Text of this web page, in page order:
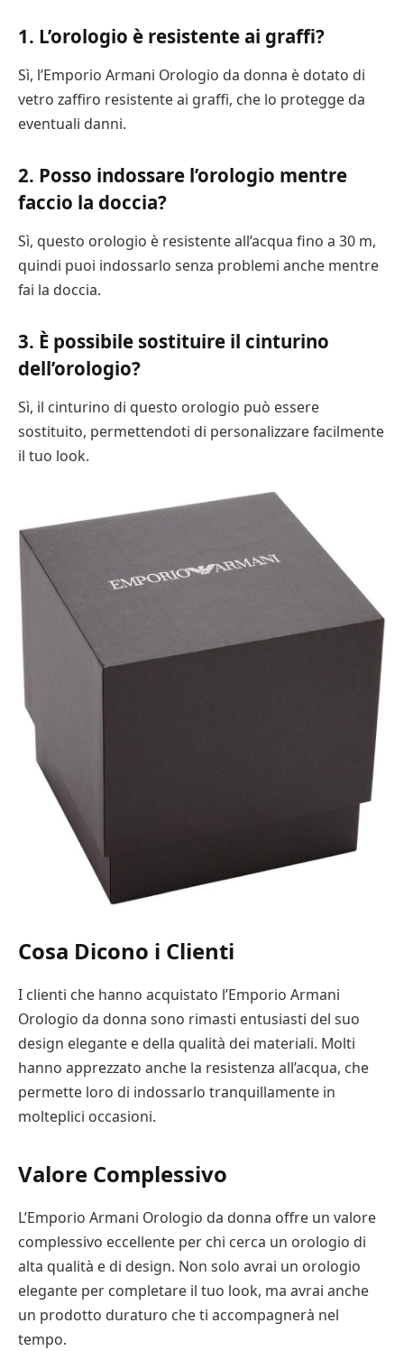
1. L’orologio è resistente ai graffi?
Sì, l’Emporio Armani Orologio da donna è dotato di
vetro zaffiro resistente ai graffi, che lo protegge da
eventuali danni.
2. Posso indossare l’orologio mentre
faccio la doccia?
Sì, questo orologio è resistente all’acqua fino a 30 m,
quindi puoi indossarlo senza problemi anche mentre
fai la doccia.
3. È possibile sostituire il cinturino
dell’orologio?
Sì, il cinturino di questo orologio può essere
sostituito, permettendoti di personalizzare facilmente
il tuo look.
Cosa Dicono i Clienti
I clienti che hanno acquistato l’Emporio Armani
Orologio da donna sono rimasti entusiasti del suo
design elegante e della qualità dei materiali. Molti
hanno apprezzato anche la resistenza all’acqua, che
permette loro di indossarlo tranquillamente in
molteplici occasioni.
Valore Complessivo
L’Emporio Armani Orologio da donna offre un valore
complessivo eccellente per chi cerca un orologio di
alta qualità e di design. Non solo avrai un orologio
elegante per completare il tuo look, ma avrai anche
un prodotto duraturo che ti accompagnerà nel
tempo.